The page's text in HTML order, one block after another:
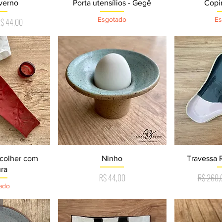
promocional
44,00
Porta utensílios - Gegê
Esgotado
rápida com
Visualização rápida
Ninho
Preço
R$ 44,00
Travessa
Preço
R$